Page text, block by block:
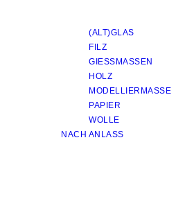
(ALT)GLAS
FILZ
GIESSMASSEN
HOLZ
MODELLIERMASSE
PAPIER
WOLLE
NACH ANLASS